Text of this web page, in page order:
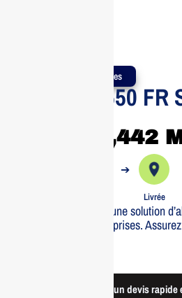
Produits Authentiques
Eaton 3P 550
1,442
➔
Livrée
Eaton 3P 550 FR est une solution
efficace pour les entreprises.
Demander un devis